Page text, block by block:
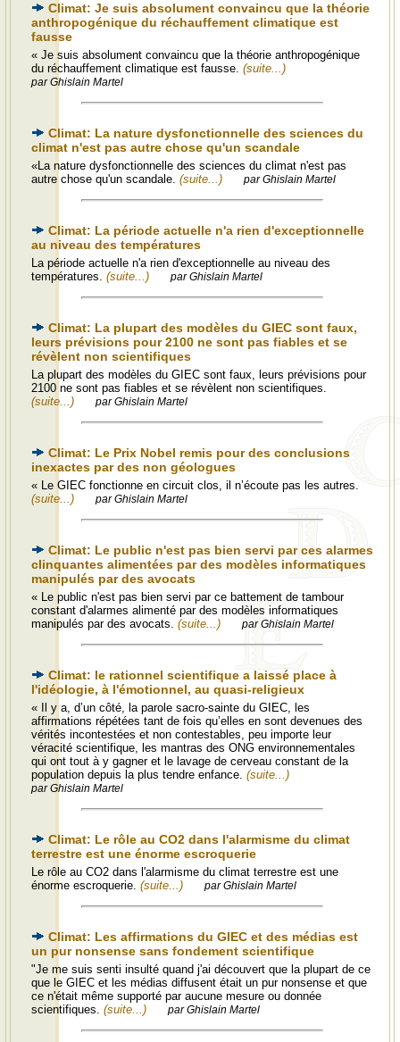
Climat: Je suis absolument convaincu que la théorie
anthropogénique du réchauffement climatique est
fausse
« Je suis absolument convaincu que la théorie anthropogénique
du réchauffement climatique est fausse. (suite...)
par Ghislain Martel
Climat: La nature dysfonctionnelle des sciences du
climat n'est pas autre chose qu'un scandale
«La nature dysfonctionnelle des sciences du climat n'est pas
autre chose qu'un scandale. (suite...) par Ghislain Martel
Climat: La période actuelle n'a rien d'exceptionnelle
au niveau des températures
La période actuelle n'a rien d'exceptionnelle au niveau des
températures. (suite...) par Ghislain Martel
Climat: La plupart des modèles du GIEC sont faux,
leurs prévisions pour 2100 ne sont pas fiables et se
révèlent non scientifiques
La plupart des modèles du GIEC sont faux, leurs prévisions pour
2100 ne sont pas fiables et se révèlent non scientifiques.
(suite...)
par Ghislain Martel
Climat: Le Prix Nobel remis pour des conclusions
inexactes par des non géologues
« Le GIEC fonctionne en circuit clos, il n’écoute pas les autres.
(suite...)
par Ghislain Martel
Climat: Le public n'est pas bien servi par ces alarmes
clinquantes alimentées par des modèles informatiques
manipulés par des avocats
« Le public n'est pas bien servi par ce battement de tambour
constant d'alarmes alimenté par des modèles informatiques
manipulés par des avocats. (suite...) par Ghislain Martel
Climat: le rationnel scientifique a laissé place à
l'idéologie, à l'émotionnel, au quasi-religieux
« Il y a, d’un côté, la parole sacro-sainte du GIEC, les
affirmations répétées tant de fois qu’elles en sont devenues des
vérités incontestées et non contestables, peu importe leur
véracité scientifique, les mantras des ONG environnementales
qui ont tout à y gagner et le lavage de cerveau constant de la
population depuis la plus tendre enfance. (suite...)
par Ghislain Martel
Climat: Le rôle au CO2 dans l'alarmisme du climat
terrestre est une énorme escroquerie
Le rôle au CO2 dans l'alarmisme du climat terrestre est une
énorme escroquerie. (suite...) par Ghislain Martel
Climat: Les affirmations du GIEC et des médias est
un pur nonsense sans fondement scientifique
"Je me suis senti insulté quand j'ai découvert que la plupart de ce
que le GIEC et les médias diffusent était un pur nonsense et que
ce n'était même supporté par aucune mesure ou donnée
scientifiques. (suite...) par Ghislain Martel